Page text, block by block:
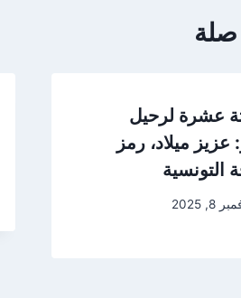
عشرة لرحيل
ميلاد، رمز
التونسية
8, 2025